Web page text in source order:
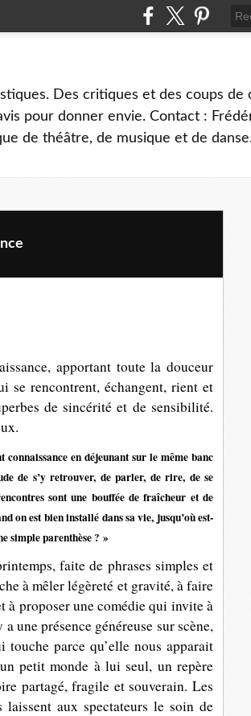
Des critiques et des coups de
pour donner envie. Contact :
de théâtre, de musique et de
apportant toute la douceur
se rencontrent, échangent, rient et
de sincérité et de sensibilité.
en déjeunant sur le même banc
de s’y retrouver, de parler, de rire, de se
sont une bouffée de fraîcheur et de
on est bien installé dans sa vie, jusqu’où est-
simple parenthèse ? »
faite de phrases simples et
à mêler légèreté et gravité, à faire
à proposer une comédie qui invite à
a une présence généreuse sur scène,
parce qu’elle nous apparait
petit monde à lui seul, un repère
partagé, fragile et souverain. Les
laissent aux spectateurs le soin de